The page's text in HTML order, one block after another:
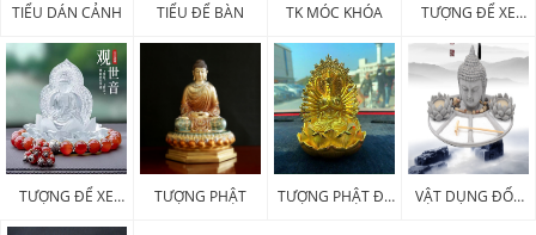
TIỂU DÁN CẢNH TIỂU ĐỂ BÀN TK MÓC KHÓA
TƯỢNG ĐỂ XE
TƯỢNG ĐỂ XE
TƯỢNG PHẬT
TƯỢNG PHẬT ĐỂ
VẬT DỤNG ĐỐT